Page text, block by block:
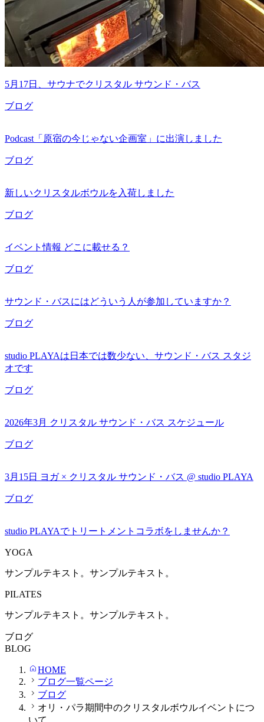
5月17日、サウナでクリスタル サウンド・バス
ブログ
Podcast「原宿の今じゃない企画室」に出演しました
ブログ
新しいクリスタルボウルを入荷しました
ブログ
イベント情報 どこに載せる？
ブログ
サウンド・バスにはどういう人が参加していますか？
ブログ
studio PLAYAは日本では数少ない、サウンド・バス スタジ
オです
ブログ
2026年3月 クリスタル サウンド・バス スケジュール
ブログ
3月15日 ヨガ × クリスタル サウンド・バス @ studio PLAYA
ブログ
studio PLAYAでトリートメントコラボをしませんか？
YOGA
サンプルテキスト。サンプルテキスト。
PILATES
サンプルテキスト。サンプルテキスト。
ブログ
BLOG
HOME
ブログ一覧ページ
ブログ
オリ・パラ期間中のクリスタルボウルイベントにつ
いて